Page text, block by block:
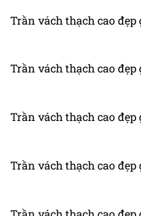
Trần vách thạch cao đẹp
Trần vách thạch cao
Trần vách thạch cao đẹp
Trần vách thạch cao đẹp